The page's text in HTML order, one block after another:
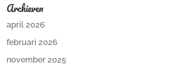
Archieven
april 2026
februari 2026
november 2025